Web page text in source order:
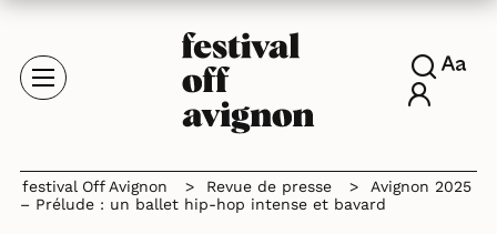
festival Off Avignon > Revue de presse >
Avignon 2025
– Prélude : un ballet hip-hop intense et bavard